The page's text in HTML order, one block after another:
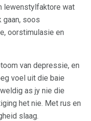
lewenstylfaktore wat
gaan, soos
oorstimulasie en
van depressie, en
voel uit die baie
as jy nie die
het nie. Met rus en
slaag.